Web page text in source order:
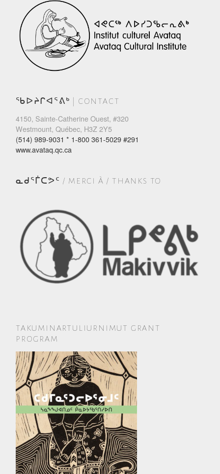
ᖃᐅᔨᒋᐊᕐᕕᒃ | CONTACT
4150, Sainte-Catherine Ouest, #320
Westmount, Québec, H3Z 2Y5
(514) 989-9031 * 1-800 361-5029 #291
www.avataq.qc.ca
ᓇᑯᕐᒦᑕᕗᑦ / MERCI À / THANKS TO
TAKUMINARTULIURNIMUT GRANT
PROGRAM